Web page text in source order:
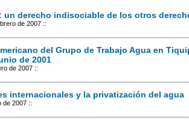
un derecho indisociable de los otros
de 2007 ::
del Grupo de Trabajo Agua en
de 2001
de 2007 ::
internacionales y la privatización del agua
de 2007 ::